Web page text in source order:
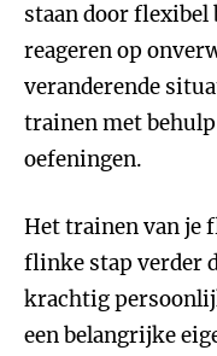
staan door flexibel
reageren op
veranderende
trainen met
oefeningen.
Het trainen van je
flinke stap verder
krachtig
een belangrijke